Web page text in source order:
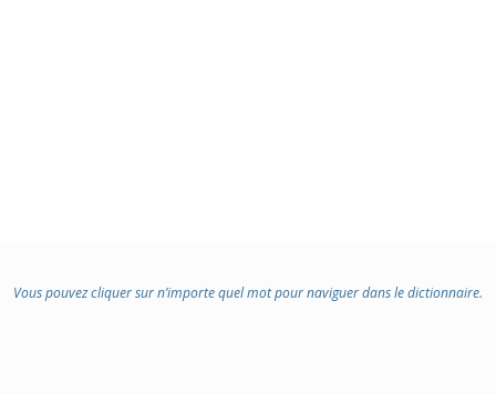
Vous pouvez cliquer sur n’importe quel mot pour naviguer dans le dictionnaire.